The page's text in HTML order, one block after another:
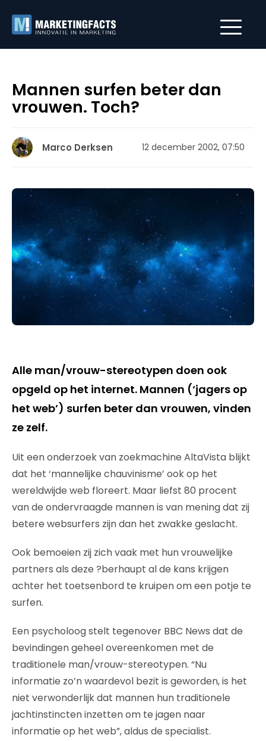
Mannen surfen beter dan
vrouwen. Toch?
Marco Derksen 12 december 2002, 07:50
Alle man/vrouw-stereotypen doen ook
opgeld op het internet. Mannen (‘jagers op
het web’) surfen beter dan vrouwen, vinden
ze zelf.
Uit een onderzoek van zoekmachine AltaVista blijkt
dat het ‘mannelijke chauvinisme’ ook op het
wereldwijde web floreert. Maar liefst 80 procent
van de ondervraagde mannen is van mening dat zij
betere websurfers zijn dan het zwakke geslacht.
Ook bemoeien zij zich vaak met hun vrouwelijke
partners als deze ?berhaupt al de kans krijgen
achter het toetsenbord te kruipen om een potje te
surfen.
Een psycholoog stelt tegenover BBC News dat de
bevindingen geheel overeenkomen met de
traditionele man/vrouw-stereotypen. “Nu
informatie zo’n waardevol bezit is geworden, is het
niet verwonderlijk dat mannen hun traditionele
jachtinstincten inzetten om te jagen naar
informatie op het web”, aldus de specialist.